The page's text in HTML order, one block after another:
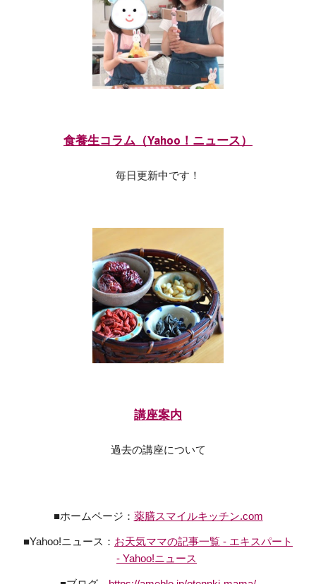
食養生コラム（Yahoo！ニュース）
毎日更新中です！
講座案内
過去の講座について
■ホームページ： 薬膳スマイルキッチン.com
■Yahoo!ニュース： お天気ママの記事一覧 - エキスパート
- Yahoo!ニュース